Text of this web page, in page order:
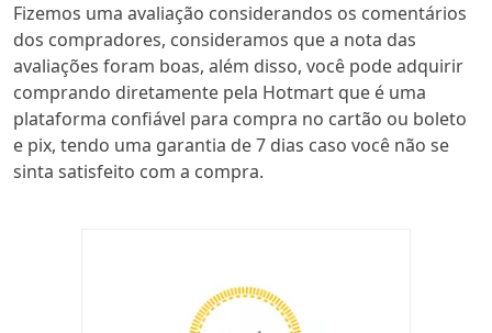
Fizemos uma avaliação considerandos os comentários
dos compradores, consideramos que a nota das
avaliações foram boas, além disso, você pode adquirir
comprando diretamente pela Hotmart que é uma
plataforma confiável para compra no cartão ou boleto
e pix, tendo uma garantia de 7 dias caso você não se
sinta satisfeito com a compra.